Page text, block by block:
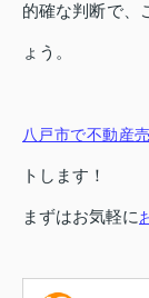
的確な判断で、
ょう。
八戸市で不動産
トします！
まずはお気軽に